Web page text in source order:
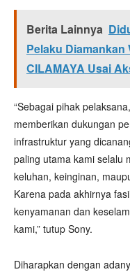
Berita Lainnya
Pelaku Diamankan
CILAMAYA Usai
“Sebagai pihak
memberikan dukungan
infrastruktur yang
paling utama kami selalu
keluhan, keinginan,
Karena pada akhirnya
kenyamanan dan
kami,” tutup Sony.
Diharapkan dengan